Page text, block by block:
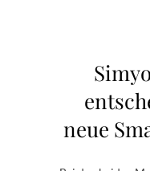
neue